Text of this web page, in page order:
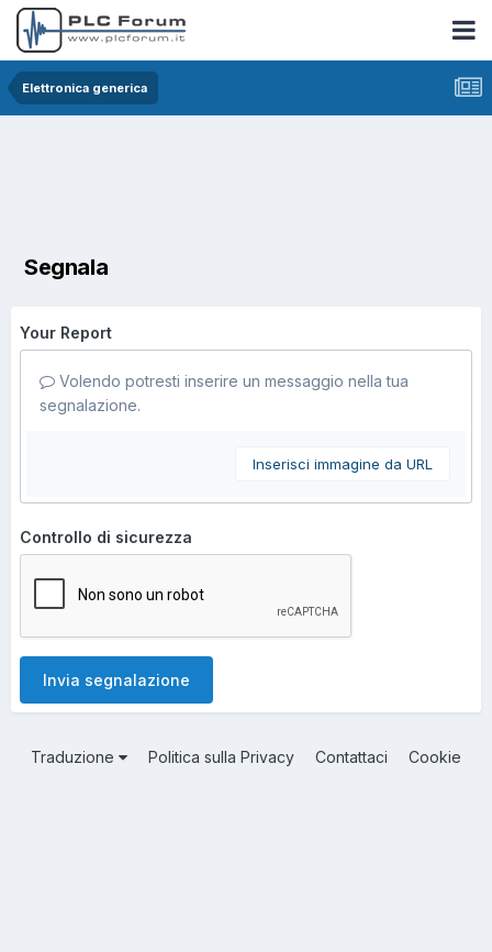
Elettronica generica
Segnala
Your Report
Volendo potresti inserire un messaggio nella tua
segnalazione.
Inserisci immagine da URL
Controllo di sicurezza
Invia segnalazione
Traduzione Politica sulla Privacy Contattaci Cookie